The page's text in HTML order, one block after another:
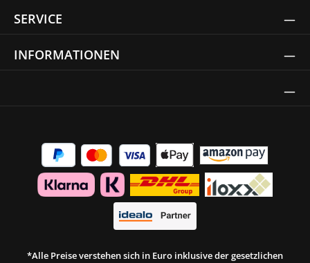
SERVICE
INFORMATIONEN
*Alle Preise verstehen sich in Euro inklusive der gesetzlichen